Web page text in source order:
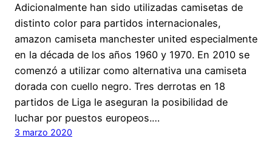
Adicionalmente han sido utilizadas camisetas de
distinto color para partidos internacionales,
amazon camiseta manchester united especialmente
en la década de los años 1960 y 1970. En 2010 se
comenzó a utilizar como alternativa una camiseta
dorada con cuello negro. Tres derrotas en 18
partidos de Liga le aseguran la posibilidad de
luchar por puestos europeos.…
3 marzo 2020